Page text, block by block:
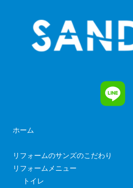
ホーム
リフォームのサンズのこだわり
リフォームメニュー
トイレ